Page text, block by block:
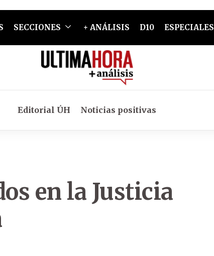
SECCIONES + ANÁLISIS D10 ESPECIALES
Editorial ÚH Noticias positivas
en la Justicia